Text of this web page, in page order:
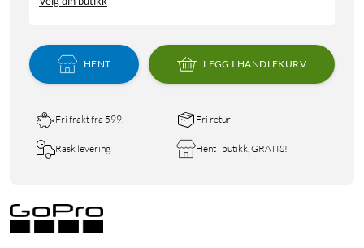
HENT LEGG I HANDLEKURV
Fri frakt fra 599,- Fri retur
Rask levering Hent i butikk, GRATIS!